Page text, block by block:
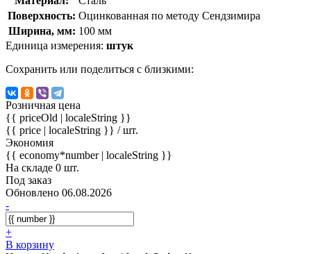
Поверхность: Оцинкованная по методу Сендзимира
Ширина, мм: 100 мм
Единица измерения: штук
Сохранить или поделиться с близкими:
Розничная цена
{{ priceOld | localeString }}
{{ price | localeString }} / шт.
Экономия
{{ economy*number | localeString }}
На складе 0 шт.
Под заказ
Обновлено 06.08.2026
-
+
В корзину